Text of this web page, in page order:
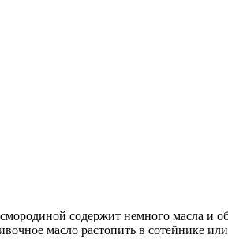
содержит немного масла и
масло растопить в сотейнике